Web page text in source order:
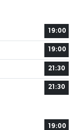
19:00
19:00
21:30
21:30
19:00